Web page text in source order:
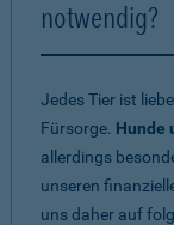
notwendig?
Jedes Tier ist
Fürsorge. Hunde
allerdings
unseren
uns daher auf